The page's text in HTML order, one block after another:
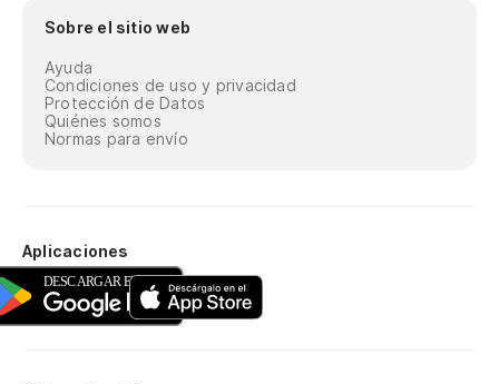
Sobre el sitio web
Ayuda
Condiciones de uso y privacidad
Protección de Datos
Quiénes somos
Normas para envío
Aplicaciones